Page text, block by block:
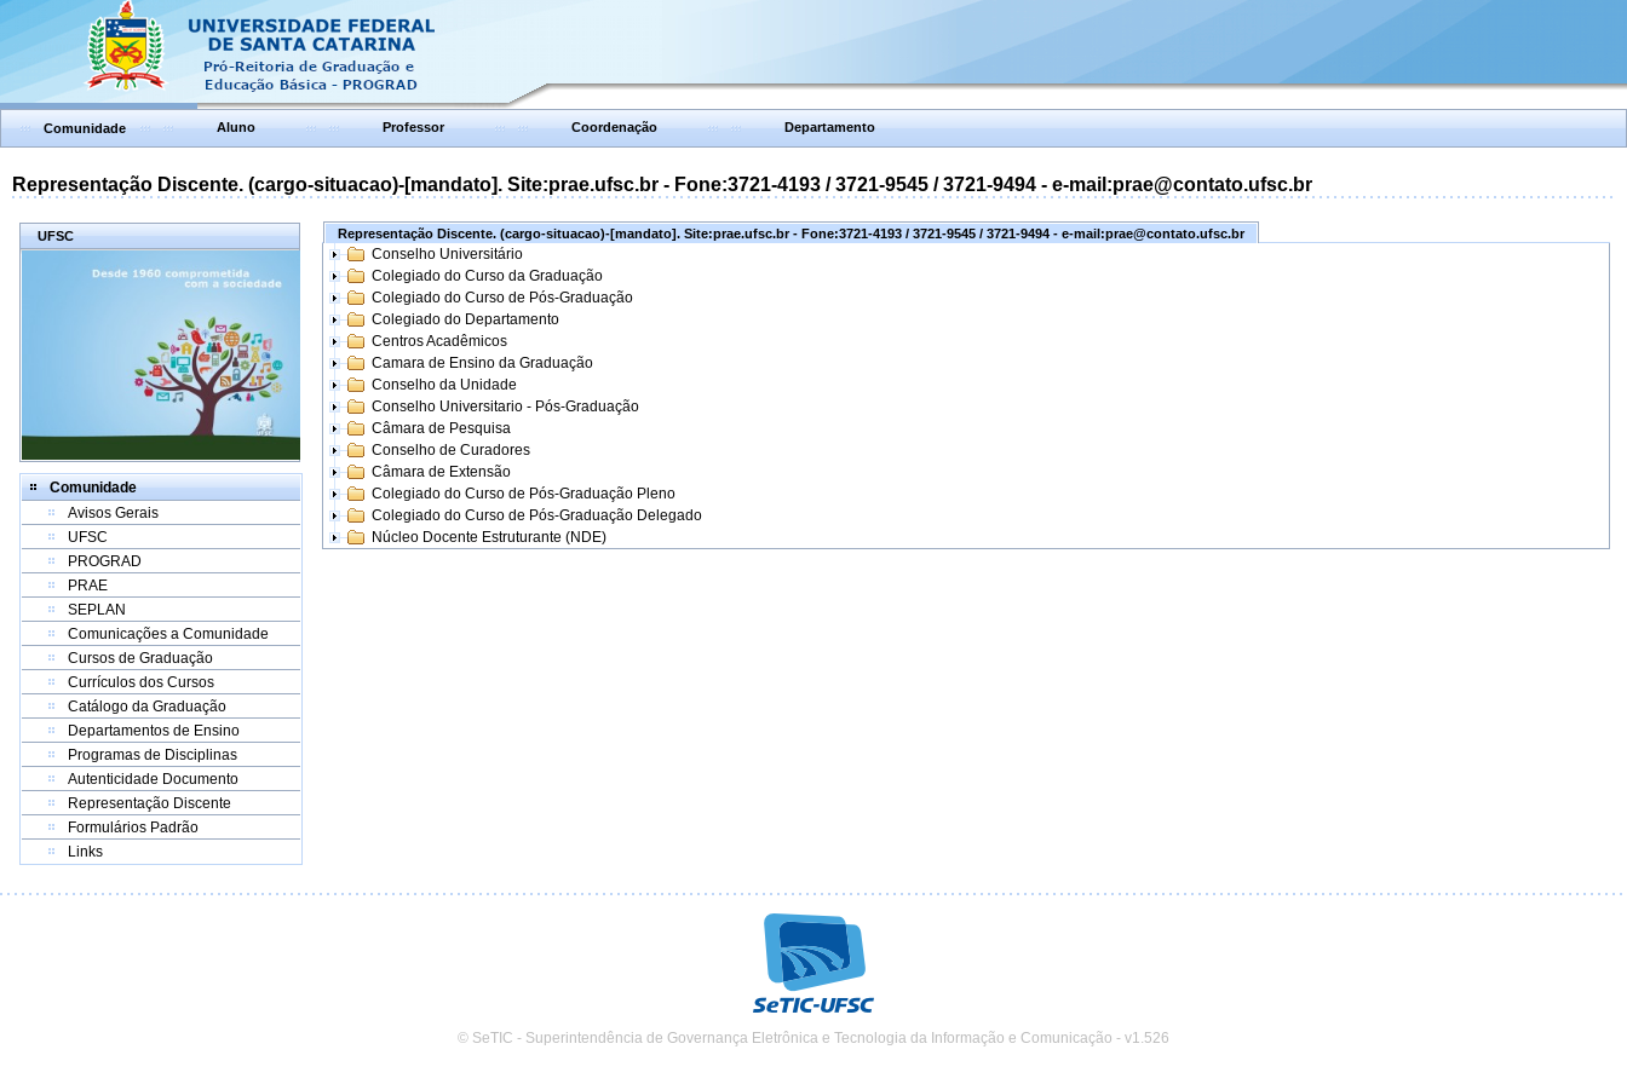
Comunidade Aluno Professor Coordenação Departamento
Representação Discente. (cargo-situacao)-[mandato]. Site:prae.ufsc.br - Fone:3721-4193 / 3721-9545 / 3721-9494 - e-mail:prae@contato.ufsc.br
UFSC
Comunidade
Avisos Gerais
UFSC
PROGRAD
PRAE
SEPLAN
Comunicações a Comunidade
Cursos de Graduação
Currículos dos Cursos
Catálogo da Graduação
Departamentos de Ensino
Programas de Disciplinas
Autenticidade Documento
Representação Discente
Formulários Padrão
Links
Representação Discente. (cargo-situacao)-[mandato]. Site:prae.ufsc.br - Fone:3721-4193 / 3721-9545 / 3721-9494 - e-mail:prae@contato.ufsc.br
Conselho Universitário
Colegiado do Curso da Graduação
Colegiado do Curso de Pós-Graduação
Colegiado do Departamento
Centros Acadêmicos
Camara de Ensino da Graduação
Conselho da Unidade
Conselho Universitario - Pós-Graduação
Câmara de Pesquisa
Conselho de Curadores
Câmara de Extensão
Colegiado do Curso de Pós-Graduação Pleno
Colegiado do Curso de Pós-Graduação Delegado
Núcleo Docente Estruturante (NDE)
© SeTIC - Superintendência de Governança Eletrônica e Tecnologia da Informação e Comunicação - v1.526